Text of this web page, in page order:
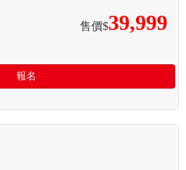
售價$39,999
報名